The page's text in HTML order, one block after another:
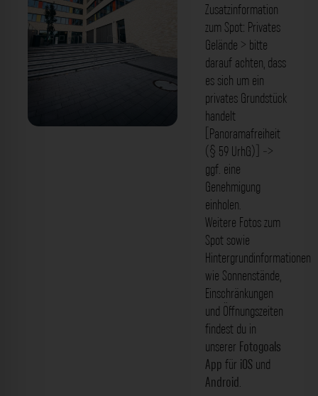
Zusatzinformation
zum Spot: Privates
Gelände > bitte
darauf achten, dass
es sich um ein
privates Grundstück
handelt
[Panoramafreiheit
(§ 59 UrhG)] ->
ggf. eine
Genehmigung
einholen.
Weitere Fotos zum
Spot sowie
Hintergrundinformationen
wie Sonnenstände,
Einschränkungen
und Öffnungszeiten
findest du in
unserer Fotogoals
App für iOS und
Android.